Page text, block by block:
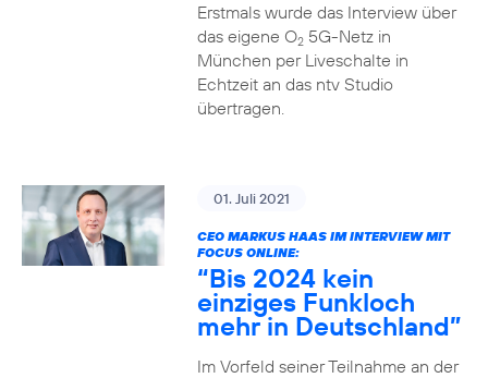
Erstmals wurde das Interview über
das eigene O25G-Netz in
München per Liveschalte in
Echtzeit an das ntv Studio
übertragen.
01. Juli 2021
CEO MARKUS HAAS IM INTERVIEW MIT
FOCUS ONLINE:
“Bis 2024 kein
einziges Funkloch
mehr in Deutschland”
Im Vorfeld seiner Teilnahme an der